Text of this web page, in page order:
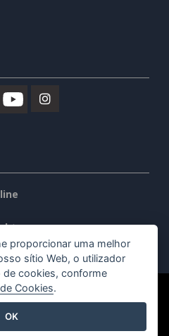
os direitos reservados.
proporcionar uma melhor
sítio Web, o utilizador
cookies, conforme
Cookies.
OK